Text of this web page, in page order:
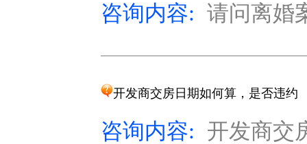
咨询内容: 请问离婚
开发商交房日期如何算，是否违约
咨询内容: 开发商交